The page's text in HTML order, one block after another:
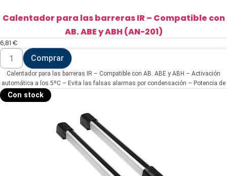
Calentador para las barreras IR – Compatible con
AB. ABE y ABH (AN-201)
6,81 €
Calentador
para
las
barreras
IR
-
Compatible
Comprar
Calentador para las barreras IR – Compatible con AB. ABE y ABH – Activación
automática a los 5ºC – Evita las falsas alarmas por condensación – Potencia de
Con stock